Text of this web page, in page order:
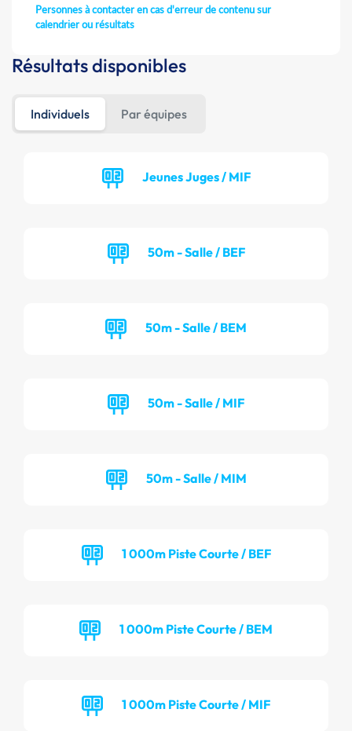
Personnes à contacter en cas d'erreur de contenu sur
calendrier ou résultats
Résultats disponibles
Individuels Par équipes
Jeunes Juges / MIF
50m - Salle / BEF
50m - Salle / BEM
50m - Salle / MIF
50m - Salle / MIM
1 000m Piste Courte / BEF
1 000m Piste Courte / BEM
1 000m Piste Courte / MIF